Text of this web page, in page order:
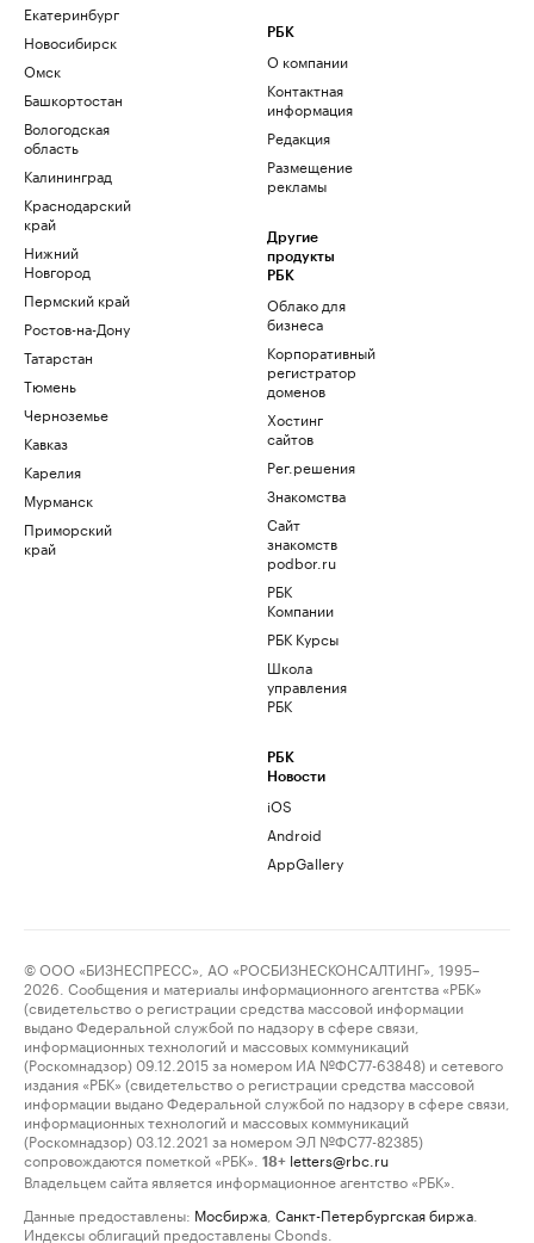
Екатеринбург
Новосибирск
Омск
Башкортостан
Вологодская
область
Калининград
Краснодарский
край
Нижний
Новгород
Пермский край
Ростов-на-Дону
Татарстан
Тюмень
Черноземье
Кавказ
Карелия
Мурманск
Приморский
край
РБК
О компании
Контактная
информация
Редакция
Размещение
рекламы
Другие
продукты
РБК
Облако для
бизнеса
Корпоративный
регистратор
доменов
Хостинг
сайтов
Рег.решения
Знакомства
Сайт
знакомств
podbor.ru
РБК
Компании
РБК Курсы
Школа
управления
РБК
РБК
Новости
iOS
Android
AppGallery
© ООО «БИЗНЕСПРЕСС», АО «РОСБИЗНЕСКОНСАЛТИНГ», 1995–
2026. Сообщения и материалы информационного агентства «РБК»
(свидетельство о регистрации средства массовой информации
выдано Федеральной службой по надзору в сфере связи,
информационных технологий и массовых коммуникаций
(Роскомнадзор) 09.12.2015 за номером ИА №ФС77-63848) и сетевого
издания «РБК» (свидетельство о регистрации средства массовой
информации выдано Федеральной службой по надзору в сфере связи,
информационных технологий и массовых коммуникаций
(Роскомнадзор) 03.12.2021 за номером ЭЛ №ФС77-82385)
сопровождаются пометкой «РБК».
18+ letters@rbc.ru
Владельцем сайта является информационное агентство «РБК».
Данные предоставлены: Мосбиржа Санкт-Петербургская биржа
Индексы облигаций предоставлены Cbonds.